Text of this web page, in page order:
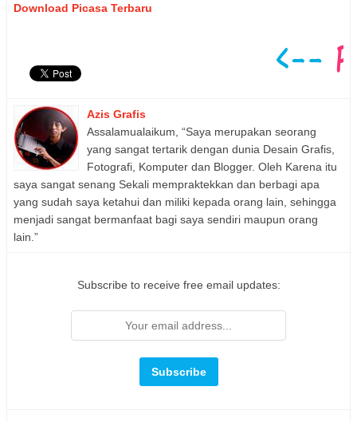
Download Picasa Terbaru
Azis Grafis
Assalamualaikum, “Saya merupakan seorang
yang sangat tertarik dengan dunia Desain Grafis,
Fotografi, Komputer dan Blogger. Oleh Karena itu
saya sangat senang Sekali mempraktekkan dan berbagi apa
yang sudah saya ketahui dan miliki kepada orang lain, sehingga
menjadi sangat bermanfaat bagi saya sendiri maupun orang
lain.”
Subscribe to receive free email updates: